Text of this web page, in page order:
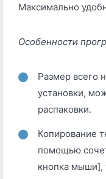
Максимально
Особенности
Размер всего
установки,
распаковки.
Копирование
помощью
кнопка мыши],